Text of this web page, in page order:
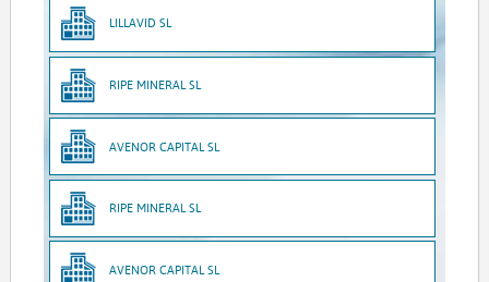
LILLAVID SL
RIPE MINERAL SL
AVENOR CAPITAL SL
RIPE MINERAL SL
AVENOR CAPITAL SL